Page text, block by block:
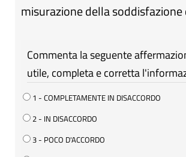
misurazione della
Commenta la seguente
utile, completa e corretta
1 - COMPLETAMENTE IN DISACCORDO
2 - IN DISACCORDO
3 - POCO D'ACCORDO